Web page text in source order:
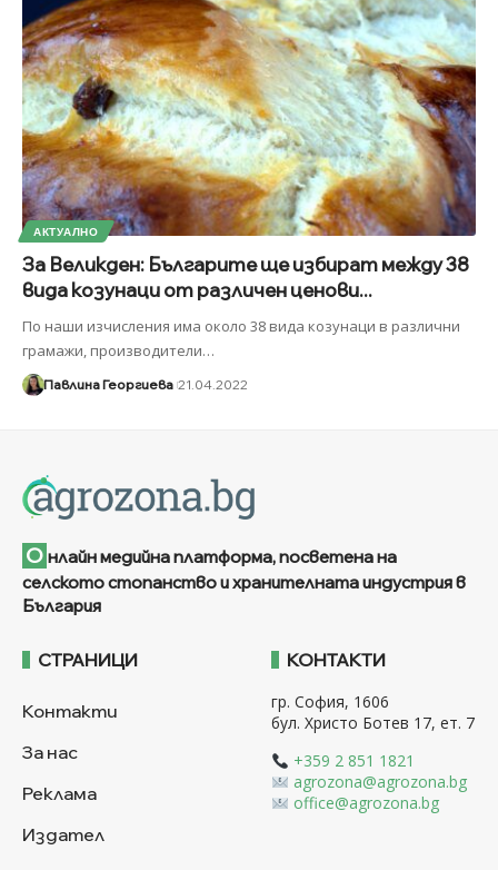
АКТУАЛНО
За Великден: Българите ще избират между 38
вида козунаци от различен ценови...
По наши изчисления има около 38 вида козунаци в различни
грамажи, производители…
Павлина Георгиева 21.04.2022
О нлайн медийна платформа, посветена на
селското стопанство и хранителната индустрия в
България
СТРАНИЦИ
Контакти
За нас
Реклама
Издател
КОНТАКТИ
гр. София, 1606
бул. Христо Ботев 17, ет. 7
+359 2 851 1821
agrozona@agrozona.bg
office@agrozona.bg